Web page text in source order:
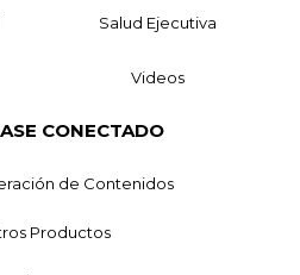
Salud Ejecutiva
Videos
CONECTADO
de Contenidos
Productos